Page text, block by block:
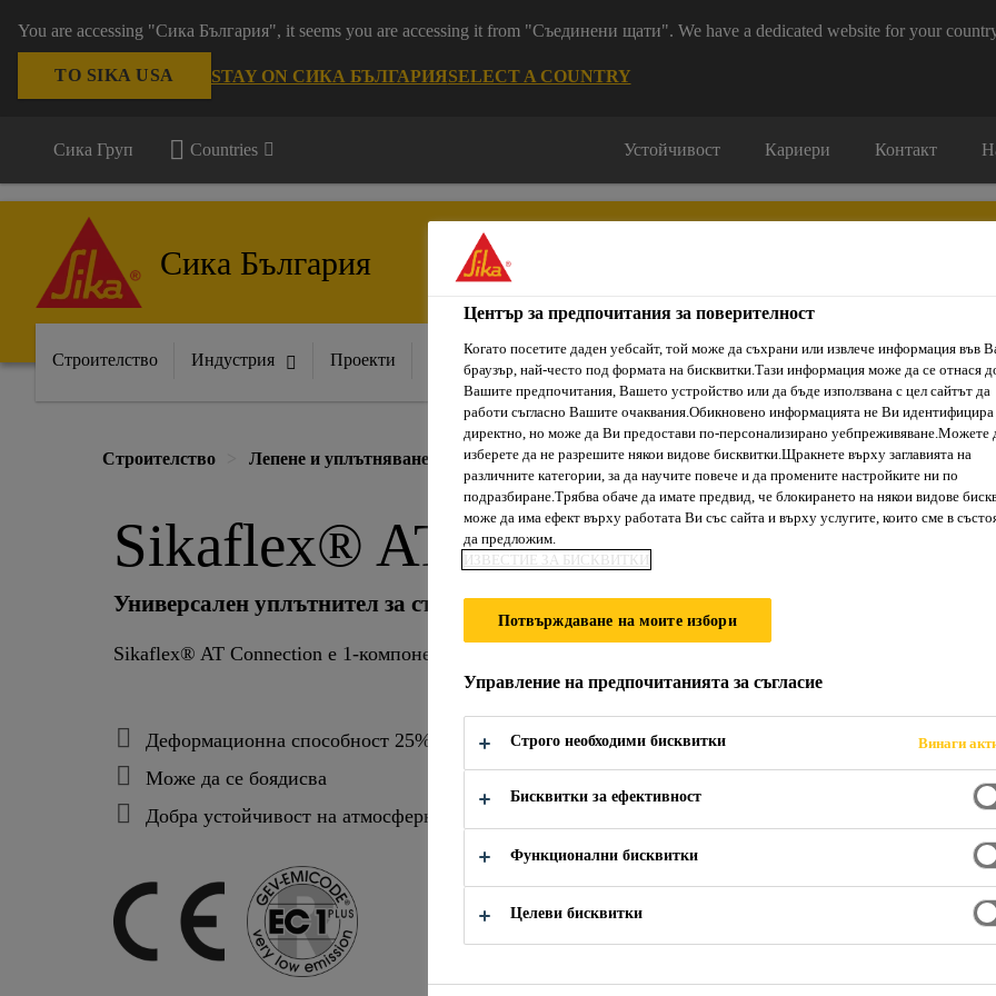
You are accessing "Сика България", it seems you are accessing it from "Съединени щати". We have a dedicated website for your
TO SIKA USA STAY ON СИКА БЪЛГАРИЯSELECT A COUNTRY
Сика Груп Countries Устойчивост Кариери Контакт
Сика България
Строителство Индустрия Проекти Документи & Ресурси Услуги и Обучения За нас Сика Каталог
Строителство Лепене и уплътняване Фугоуплътняване Покривни фуги Sikaflex® AT Connection
Sikaflex® AT Connection
Универсален уплътнител за съединителни фуги
Sikaflex® AT Connection е 1-компонентен, еластичен фугоуплътнител, който втвърдява от влагата
Деформационна способност 25% (БДС EN ISO 9047)
Mоже да се боядисва
Добра устойчивост на атмосферни влияния
Център за предпочитания за поверителност
Когато посетите даден уебсайт, той може да съхрани или извлече информация във
браузър, най-често под формата на бисквитки.Тази информация може да се отнася
Вашите предпочитания, Вашето устройство или да бъде използвана с цел сайтът да
работи съгласно Вашите очаквания.Обикновено информацията не Ви идентифицира
директно, но може да Ви предостави по-персонализирано уебпреживяване.Можете
изберете да не разрешите някои видове бисквитки.Щракнете върху заглавията на
различните категории, за да научите повече и да промените настройките ни по
подразбиране.Трябва обаче да имате предвид, че блокирането на някои видове
може да има ефект върху работата Ви със сайта и върху услугите, които сме в
да предложим.
ИЗВЕСТИЕ ЗА БИСКВИТКИ
Потвърждаване на моите избори
Управление на предпочитанията за съгласие
Строго необходими бисквитки Винаги
Бисквитки за ефективност
Функционални бисквитки
Целеви бисквитки